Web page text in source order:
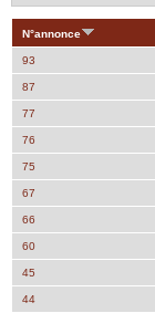
N°annonce
93
87
77
76
75
67
66
60
45
44